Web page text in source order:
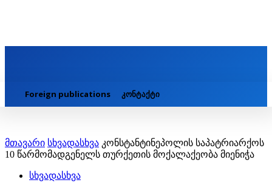
Foreign publications კონტაქტი
მთავარი სხვადასხვა კონსტანტინეპოლის საპატრიარქოს
10 წარმომადგენელს თურქეთის მოქალაქეობა მიენიჭა
სხვადასხვა